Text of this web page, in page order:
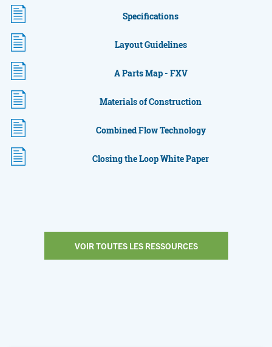
Specifications
Layout Guidelines
A Parts Map - FXV
Materials of Construction
Combined Flow Technology
Closing the Loop White Paper
VOIR TOUTES LES RESSOURCES